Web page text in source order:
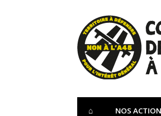
Site
⌂ NOS